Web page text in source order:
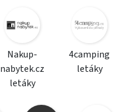
Nakup-
nabytek.cz
letáky
4camping
letáky